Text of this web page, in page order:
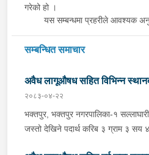
गरेको हो ।
यस सम्बन्धमा प्रहरीले आवश्यक
सम्बन्धित समाचार
अवैध लागूऔषध सहित विभिन्न
२०८३-०४-२२
भक्तपुर, भक्तपुर नगरपालिका-१
जस्तो देखिने पदार्थ करिब ३ ग्राम ३ सय